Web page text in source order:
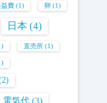
益費 (1) 卵 (1)
日本 (4)
直売所 (1)
電気代 (3)